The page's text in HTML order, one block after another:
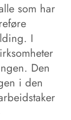
som har
I
Den
i den